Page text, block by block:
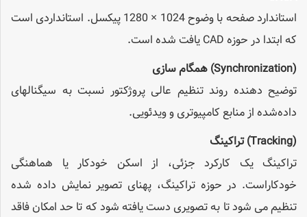
استاندارد صفحه با وضوح 1024 × 1280 پیکسل. استانداردی است
که ابتدا در حوزه CAD یافت شده است.
(Synchronization)
همگام سازی
توضیح دهنده روند تنظیم عالی پروژکتور نسبت به سیگنالهای
داده‌شده از منابع کامپیوتری و ویدئویی.
(Tracking)
تراکینگ
تراکینگ یک کارکرد جزئی، از اسکن خودکار یا هماهنگی
خودکاراست. در حوزه تراکینگ، پهنای تصویر نمایش داده شده
تنظیم می شود تا به تصویری دست یافته شود که تا حد امکان فاقد